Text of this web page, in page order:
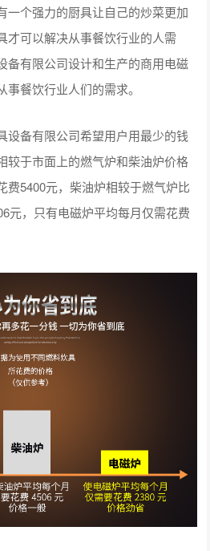
一个强力的厨具让自己的炒菜更加
才可以解决从事餐饮行业的人需
备有限公司设计和生产的商用电磁
餐饮行业人们的需求。
备有限公司希望用户用最少的钱
较于市面上的燃气炉和柴油炉价格
费5400元，柴油炉相较于燃气炉比
元，只有电磁炉平均每月仅需花费